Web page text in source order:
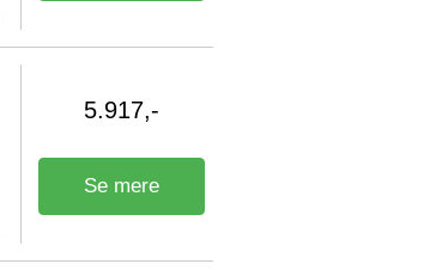
5.917,-
Se mere